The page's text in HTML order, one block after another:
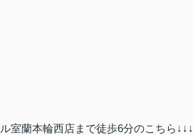
室蘭本輪西店まで徒歩6分のこちら↓↓↓